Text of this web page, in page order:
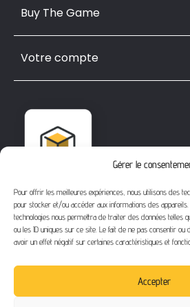
Gérer le
Pour offrir les meilleures expériences, nous utilisons des
pour stocker et/ou accéder aux informations des
technologies nous permettra de traiter des données telles
ou les ID uniques sur ce site. Le fait de ne pas consentir
avoir un effet négatif sur certaines caractéristiques et
Accepter
1112 Bd Fernand Darchicourt
62110 Hénin-Beaumont
Téléphone: 03 21 67 24 31
Buy The Game
Votre compte